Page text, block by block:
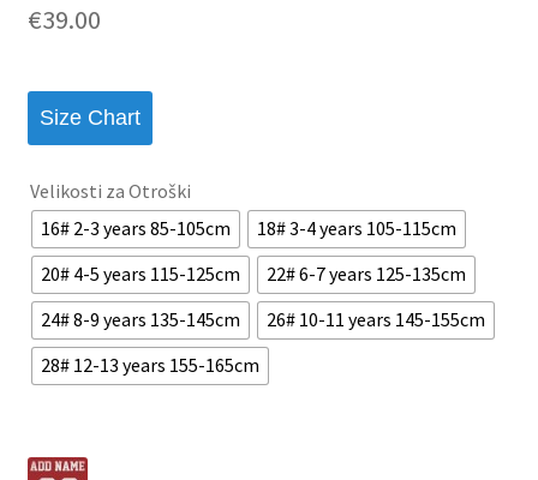
€39.00
Size Chart
Velikosti za Otroški
16# 2-3 years 85-105cm
18# 3-4 years 105-115cm
20# 4-5 years 115-125cm
22# 6-7 years 125-135cm
24# 8-9 years 135-145cm
26# 10-11 years 145-155cm
28# 12-13 years 155-165cm